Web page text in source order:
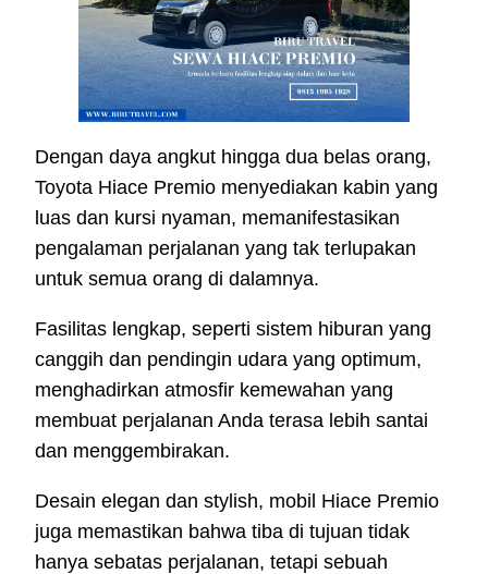
Dengan daya angkut hingga dua belas orang,
Toyota Hiace Premio menyediakan kabin yang
luas dan kursi nyaman, memanifestasikan
pengalaman perjalanan yang tak terlupakan
untuk semua orang di dalamnya.
Fasilitas lengkap, seperti sistem hiburan yang
canggih dan pendingin udara yang optimum,
menghadirkan atmosfir kemewahan yang
membuat perjalanan Anda terasa lebih santai
dan menggembirakan.
Desain elegan dan stylish, mobil Hiace Premio
juga memastikan bahwa tiba di tujuan tidak
hanya sebatas perjalanan, tetapi sebuah